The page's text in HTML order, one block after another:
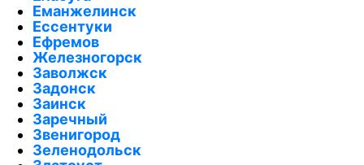
Еманжелинск
Ессентуки
Ефремов
Железногорск
Заволжск
Задонск
Заинск
Заречный
Звенигород
Зеленодольск